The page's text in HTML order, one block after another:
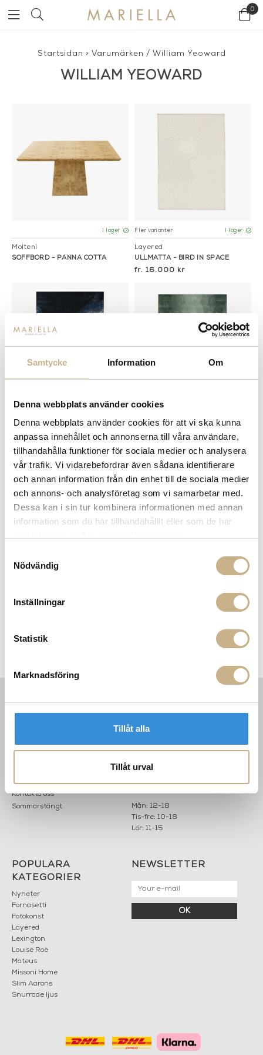
Samtycke Information Om
Denna webbplats använder cookies
Denna webbplats använder cookies för att vi ska kunna
anpassa innehållet och annonserna till våra användare,
tillhandahålla funktioner för sociala medier och analysera
vår trafik. Vi vidarebefordrar även sådana identifierare
och annan information från din enhet till de sociala medier
och annons- och analysföretag som vi samarbetar med.
Dessa kan i sin tur kombinera informationen med annan
information som du har tillhandahållit eller som de har
Nödvändig
Inställningar
Statistik
Marknadsföring
Tillåt alla
Tillåt urval
0
Startsidan > Varumärken / William Yeoward
WILLIAM YEOWARD
I lager
Molteni
SOFFBORD - PANNA COTTA
Fler varianter I lager
Layered
ULLMATTA - BIRD IN SPACE
16.000 kr
Layered
ULLMATTA - BIRD IN SPACE
16.250 kr
Layered
ULLMATTA - BIRD IN SPACE
16.000 kr
Layered
INFORMATION
Köpvillkor
Hållbarhet
Kontakta oss
Sommarstängt
KONTAKT
MARIELLA INTERIORS
503 30 BORÅS
info@mariellastore.se
Mån: 12-18
Tis-fre: 10-18
Lör: 11-15
POPULÄRA
KATEGORIER
Nyheter
Fornasetti
Fotokonst
Layered
Lexington
Louise Roe
Mateus
Missoni Home
Slim Aarons
Snurrade ljus
NEWSLETTER
OK